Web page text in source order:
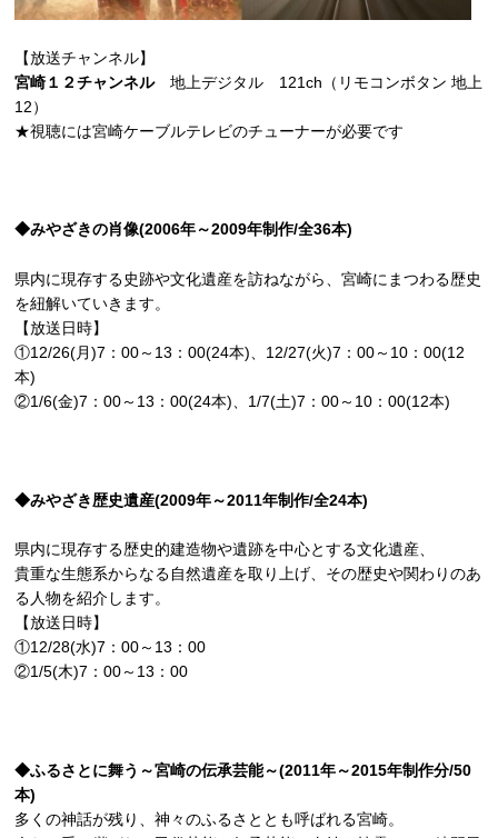
【放送チャンネル】
宮崎１２チャンネル地上デジタル 121ch（リモコンボタン 地上
12）
★視聴には宮崎ケーブルテレビのチューナーが必要です
◆みやざきの肖像(2006年～2009年制作/全36本)
県内に現存する史跡や文化遺産を訪ねながら、宮崎にまつわる歴史
を紐解いていきます。
【放送日時】
①12/26(月)7：00～13：00(24本)、12/27(火)7：00～10：00(12
本)
②1/6(金)7：00～13：00(24本)、1/7(土)7：00～10：00(12本)
◆みやざき歴史遺産(2009年～2011年制作/全24本)
県内に現存する歴史的建造物や遺跡を中心とする文化遺産、
貴重な生態系からなる自然遺産を取り上げ、その歴史や関わりのあ
る人物を紹介します。
【放送日時】
①12/28(水)7：00～13：00
②1/5(木)7：00～13：00
◆ふるさとに舞う～宮崎の伝承芸能～(2011年～2015年制作分/50
本)
多くの神話が残り、神々のふるさととも呼ばれる宮崎。